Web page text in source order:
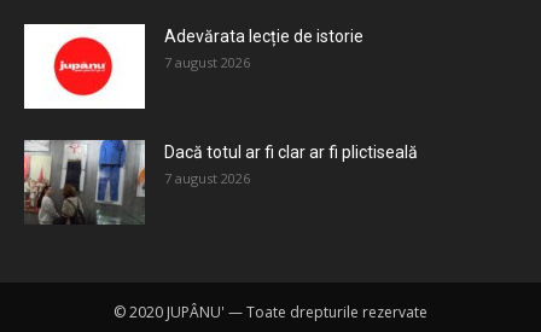
Adevărata lecție de istorie
7 august 2026
Dacă totul ar fi clar ar fi plictiseală
7 august 2026
© 2020 JUPÂNU' — Toate drepturile rezervate